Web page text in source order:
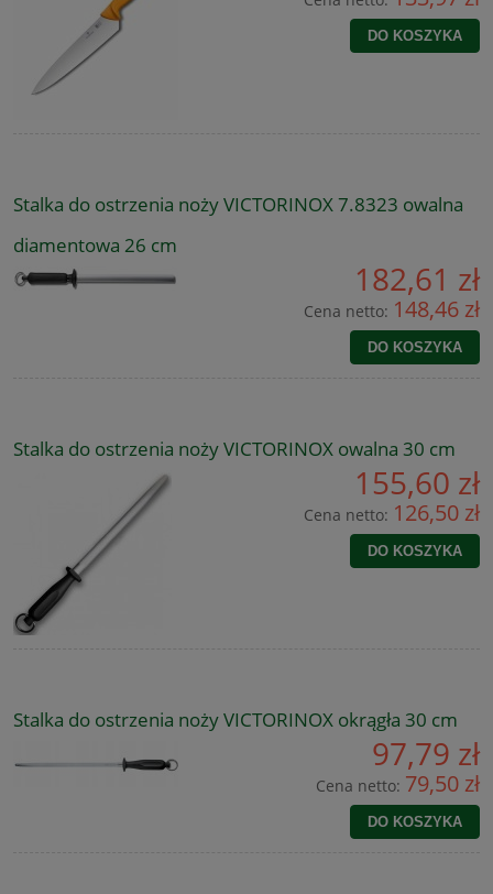
DO KOSZYKA
Stalka do ostrzenia noży VICTORINOX 7.8323 owalna
diamentowa 26 cm
182,61 zł
Cena netto: 148,46 zł
DO KOSZYKA
Stalka do ostrzenia noży VICTORINOX owalna 30 cm
155,60 zł
Cena netto: 126,50 zł
DO KOSZYKA
Stalka do ostrzenia noży VICTORINOX okrągła 30 cm
97,79 zł
Cena netto: 79,50 zł
DO KOSZYKA